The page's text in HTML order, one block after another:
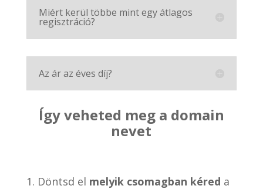
Miért kerül többe mint egy átlagos
regisztráció?
Az ár az éves díj?
Így veheted meg a domain
nevet
1. Döntsd el melyik csomagban kéred a